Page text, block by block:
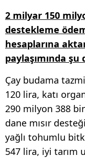
2 milyar 150
destekleme
hesaplarına
paylaşımında
Çay budama
120 lira, katı
290 milyon 388
dane mısır
yağlı tohumlu
547 lira, iyi tarım